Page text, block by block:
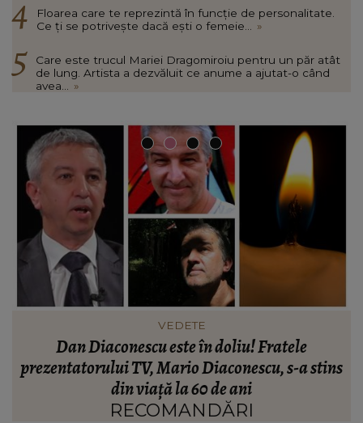
Floarea care te reprezintă în funcție de personalitate.
Ce ți se potrivește dacă ești o femeie...
»
Care este trucul Mariei Dragomiroiu pentru un păr atât
de lung. Artista a dezvăluit ce anume a ajutat-o când
avea...
»
INFORMATIILE ZILEI
Noi detalii în cazul bărbatului găsit îngropat în
curtea unei case din Botoșani. Ce îi mărturisise
fiului său înainte să dispară: „Așa a fost găsit
cadavrul!”
RECOMANDĂRI